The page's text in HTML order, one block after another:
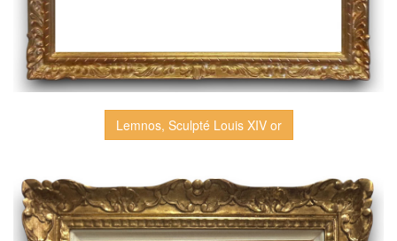
Lemnos, Sculpté Louis XIV or